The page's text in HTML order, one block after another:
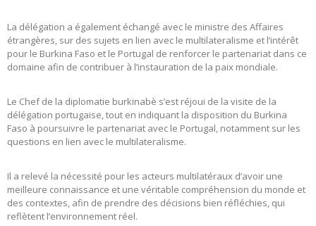
La délégation a également échangé avec le ministre des Affaires
étrangères, sur des sujets en lien avec le multilateralisme et l’intérêt
pour le Burkina Faso et le Portugal de renforcer le partenariat dans ce
domaine afin de contribuer à l’instauration de la paix mondiale.
Le Chef de la diplomatie burkinabè s’est réjoui de la visite de la
délégation portugaise, tout en indiquant la disposition du Burkina
Faso à poursuivre le partenariat avec le Portugal, notamment sur les
questions en lien avec le multilateralisme.
Il a relevé la nécessité pour les acteurs multilatéraux d’avoir une
meilleure connaissance et une véritable compréhension du monde et
des contextes, afin de prendre des décisions bien réfléchies, qui
reflètent l’environnement réel.